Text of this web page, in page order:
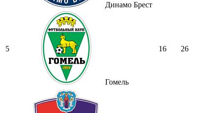
Динамо Брест
5
Гомель
16 26